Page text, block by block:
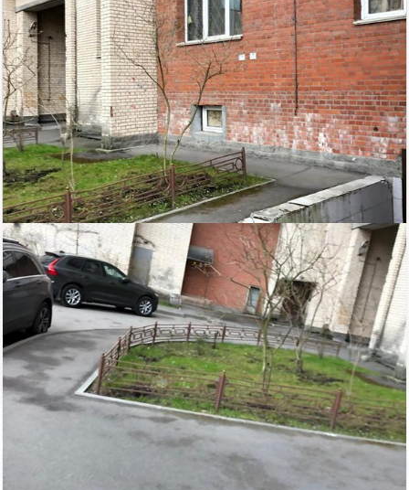
Василеостровский
район
ст.м. Приморская
Площадь
64 м2
45 000
руб/мес.
кв.м. |$ |€
Адвекс
Состояние ремонта: Хорошее